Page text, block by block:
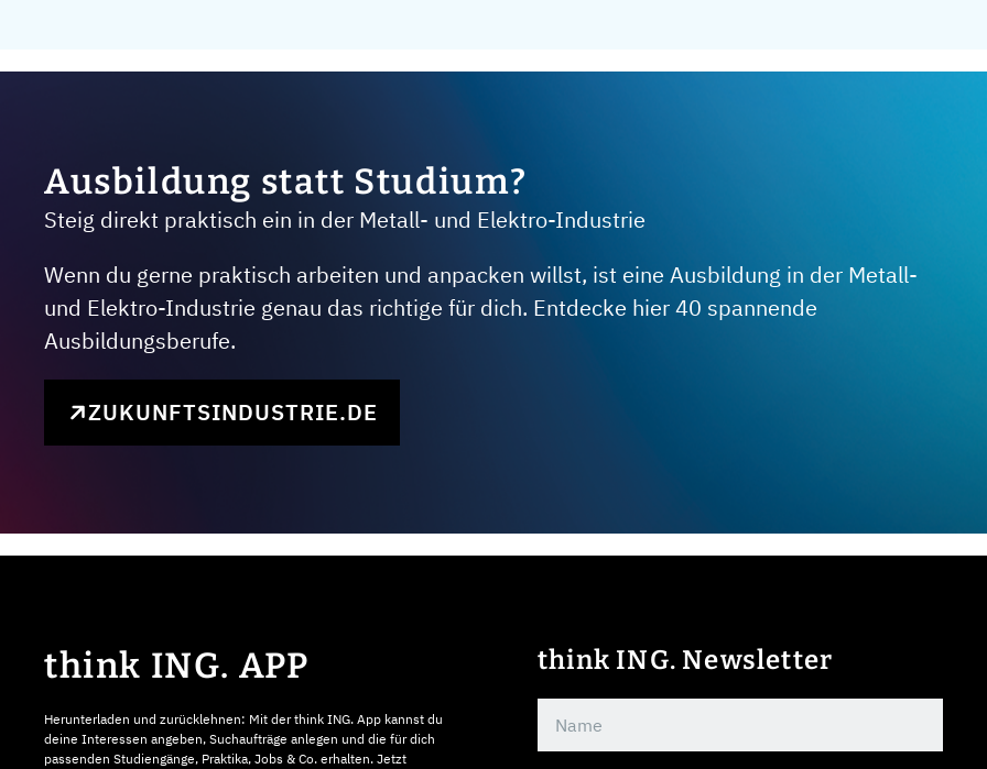
Ausbildung statt Studium?
Steig direkt praktisch ein in der Metall- und Elektro-Industrie
Wenn du gerne praktisch arbeiten und anpacken willst, ist eine Ausbildung in der Metall-
und Elektro-Industrie genau das richtige für dich. Entdecke hier 40 spannende
Ausbildungsberufe.
ZUKUNFTSINDUSTRIE.DE
think ING. APP
Herunterladen und zurücklehnen: Mit der think ING. App kannst du
deine Interessen angeben, Suchaufträge anlegen und die für dich
passenden Studiengänge, Praktika, Jobs & Co. erhalten. Jetzt
think ING. Newsletter